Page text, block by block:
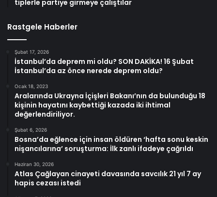
tiplerle partiye girmeye çalıştılar
Rastgele Haberler
Şubat 17, 2026
İstanbul’da deprem mi oldu? SON DAKİKA! 16 Şubat
İstanbul’da az önce nerede deprem oldu?
Ocak 18, 2023
Aralarında Ukrayna İçişleri Bakanı’nın da bulunduğu 18
kişinin hayatını kaybettiği kazada iki ihtimal
değerlendiriliyor.
Şubat 6, 2026
Bosna’da eğlence için insan öldüren ‘hafta sonu keskin
nişancılarına’ soruşturma: İlk zanlı ifadeye çağrıldı
Haziran 30, 2026
Atlas Çağlayan cinayeti davasında savcılık 21 yıl 7 ay
hapis cezası istedi